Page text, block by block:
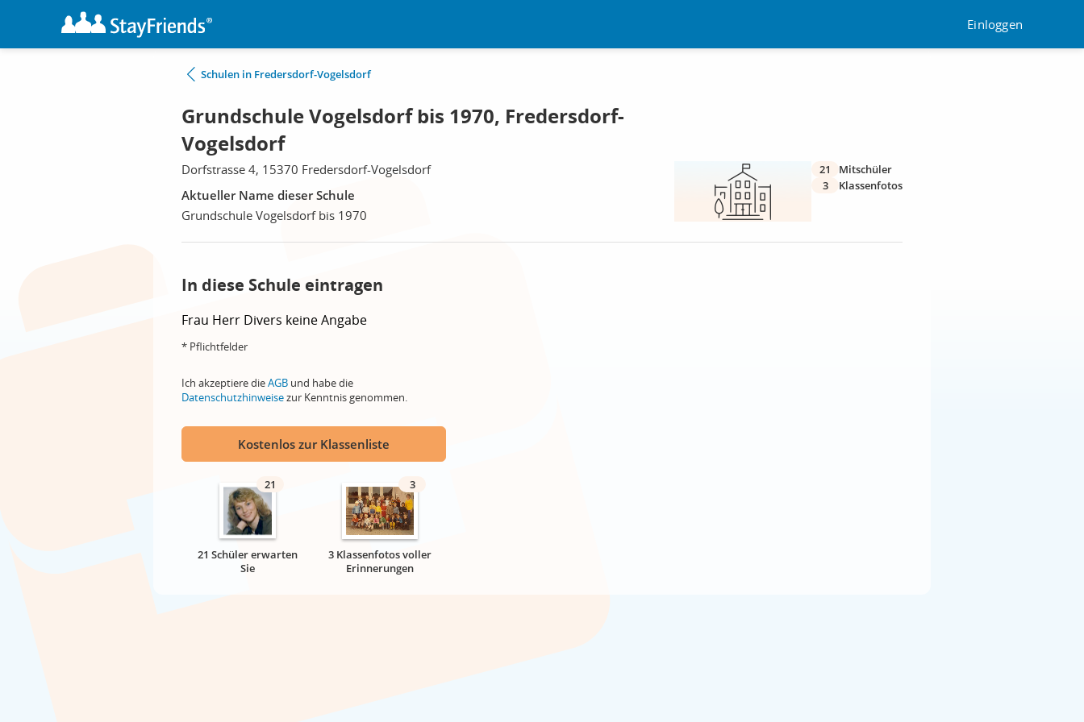
Einloggen
Schulen in Fredersdorf-Vogelsdorf
Grundschule Vogelsdorf bis 1970, Fredersdorf-
Vogelsdorf
Dorfstrasse 4, 15370 Fredersdorf-Vogelsdorf
Aktueller Name dieser Schule
Grundschule Vogelsdorf bis 1970
21
Mitschüler
3
Klassenfotos
In diese Schule eintragen
Frau Herr Divers keine Angabe
* Pflichtfelder
Ich akzeptiere dieAGB und habe die
Datenschutzhinweisezur Kenntnis genommen.
Kostenlos zur Klassenliste
21
21 Schüler erwarten
Sie
3
3 Klassenfotos voller
Erinnerungen